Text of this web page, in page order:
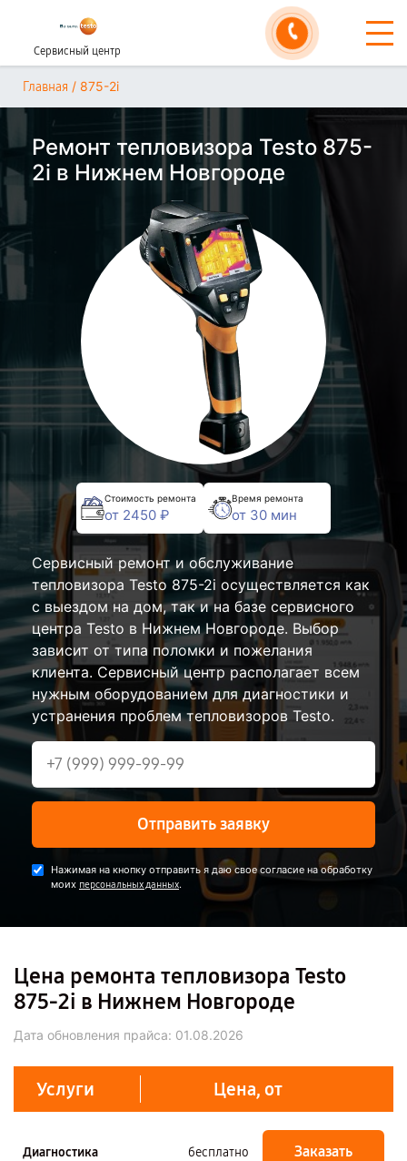
Сервисный центр
Главная / 875-2i
Ремонт тепловизора Testo 875-
2i в Нижнем Новгороде
Стоимость ремонта
от 2450 ₽
Время ремонта
от 30 мин
Сервисный ремонт и обслуживание
тепловизора Testo 875-2i осуществляется как
с выездом на дом, так и на базе сервисного
центра Testo в Нижнем Новгороде. Выбор
зависит от типа поломки и пожелания
клиента. Сервисный центр располагает всем
нужным оборудованием для диагностики и
устранения проблем тепловизоров Testo.
Отправить заявку
Нажимая на кнопку отправить я даю свое согласие на обработку
моих персональных данных.
Цена ремонта тепловизора Testo
875-2i в Нижнем Новгороде
Дата обновления прайса: 01.08.2026
Услуги Цена, от
Диагностика бесплатно Заказать